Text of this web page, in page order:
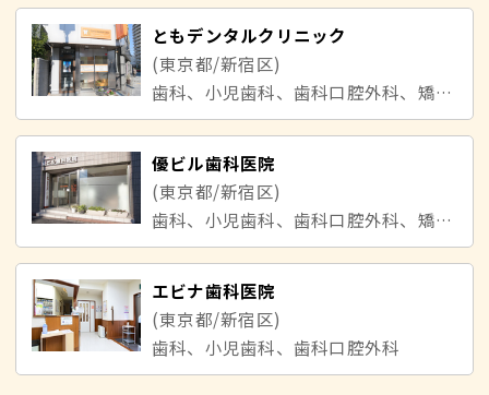
ともデンタルクリニック
(東京都/新宿区)
歯科、小児歯科、歯科口腔外科、矯正歯科
優ビル歯科医院
(東京都/新宿区)
歯科、小児歯科、歯科口腔外科、矯正歯科
エビナ歯科医院
(東京都/新宿区)
歯科、小児歯科、歯科口腔外科